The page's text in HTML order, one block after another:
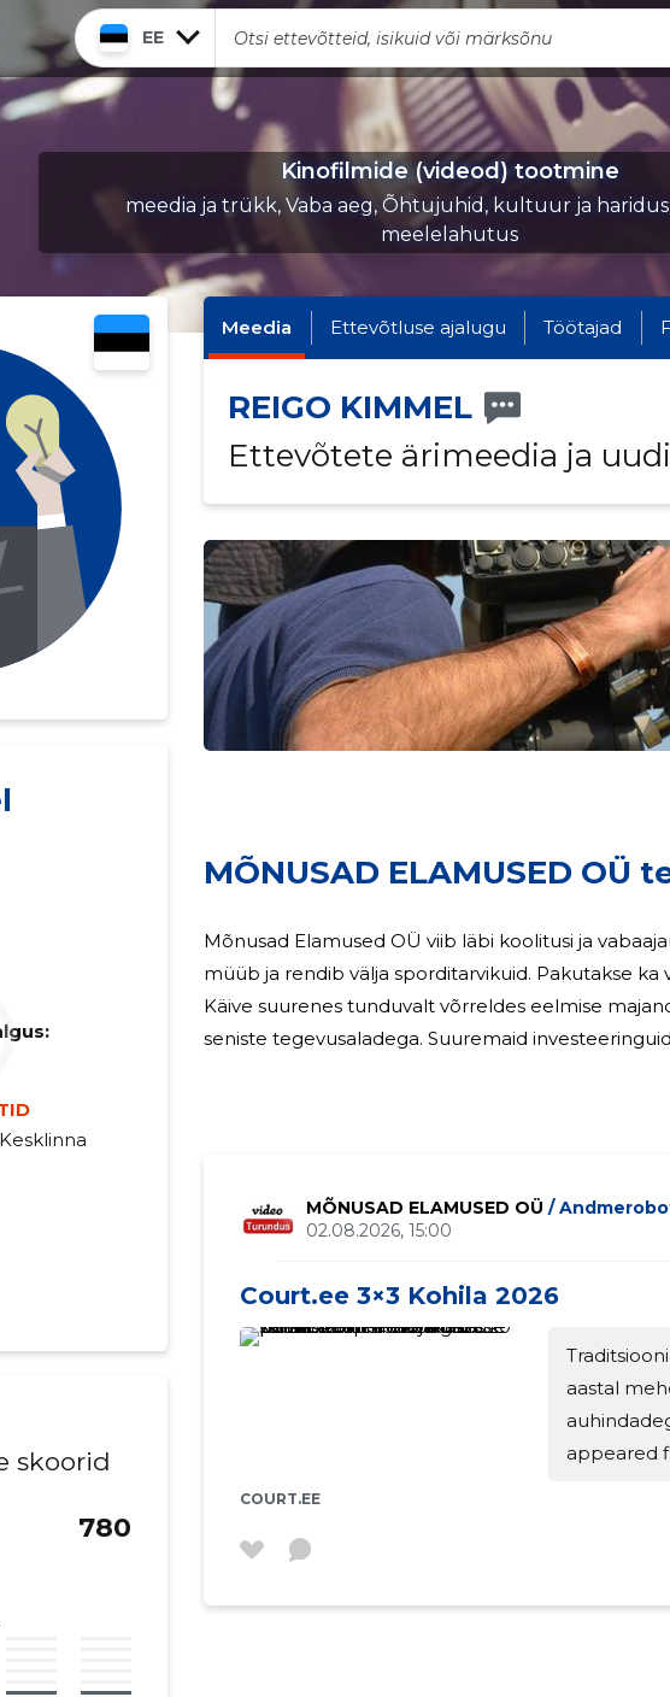
EE
Kinofilmide (videod) tootmine
meedia ja trükk, Vaba aeg, Õhtujuhid, kultuur ja
meelelahutus
skoorid
780
Meedia Ettevõtluse ajalugu Töötajad
REIGO KIMMEL
Ettevõtete ärimeedia ja
MÕNUSAD ELAMUSED OÜ
Mõnusad Elamused OÜ viib läbi koolitusi ja
müüb ja rendib välja sporditarvikuid. Pakutakse ka videoteenust. 2023. majandusaasta oli väga edukas.
Käive suurenes tunduvalt võrreldes eelmise majandusaastaga,
seniste tegevusaladega. Suuremaid
MÕNUSAD ELAMUSED OÜ /
02.08.2026, 15:00
Court.ee 3×3 Kohila 2026
COURT.EE
aastal
appeared